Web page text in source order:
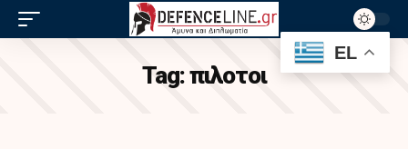
Tag:πιλοτοι
EL